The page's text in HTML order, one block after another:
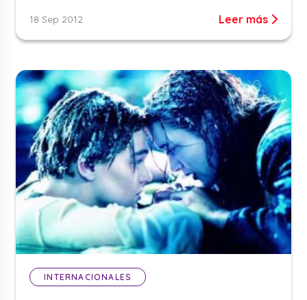
18 Sep 2012 Leer más
INTERNACIONALES